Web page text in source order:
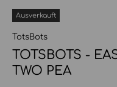
Ausverkauft
TotsBots
TOTSBOTS -
TWO PEA